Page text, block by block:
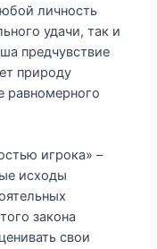
личность
удачи, так и
предчувствие
природу
равномерного
игрока» –
исходы
закона
свои